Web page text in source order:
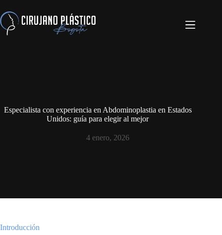
Especialista con experiencia en Abdominoplastia en Estados
Unidos: guía para elegir al mejor
4 enero, 2026
Introducción